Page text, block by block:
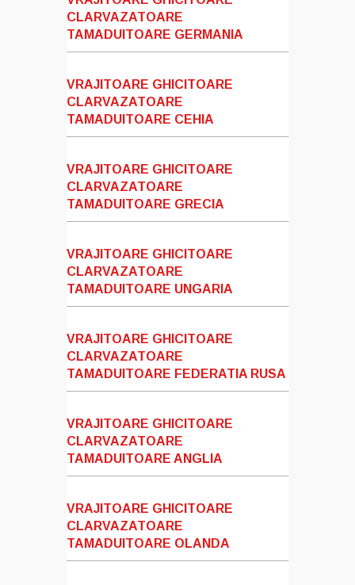
CLARVAZATOARE
TAMADUITOARE GERMANIA
VRAJITOARE GHICITOARE
CLARVAZATOARE
TAMADUITOARE CEHIA
VRAJITOARE GHICITOARE
CLARVAZATOARE
TAMADUITOARE GRECIA
VRAJITOARE GHICITOARE
CLARVAZATOARE
TAMADUITOARE UNGARIA
VRAJITOARE GHICITOARE
CLARVAZATOARE
TAMADUITOARE FEDERATIA RUSA
VRAJITOARE GHICITOARE
CLARVAZATOARE
TAMADUITOARE ANGLIA
VRAJITOARE GHICITOARE
CLARVAZATOARE
TAMADUITOARE OLANDA